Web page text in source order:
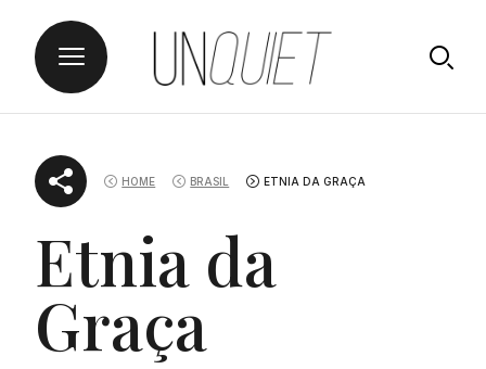
content
HOME BRASIL ETNIA DA GRAÇA
Etnia da
Graça